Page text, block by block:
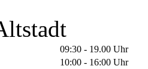
09:30 - 19.00 Uhr
10:00 - 16:00 Uhr